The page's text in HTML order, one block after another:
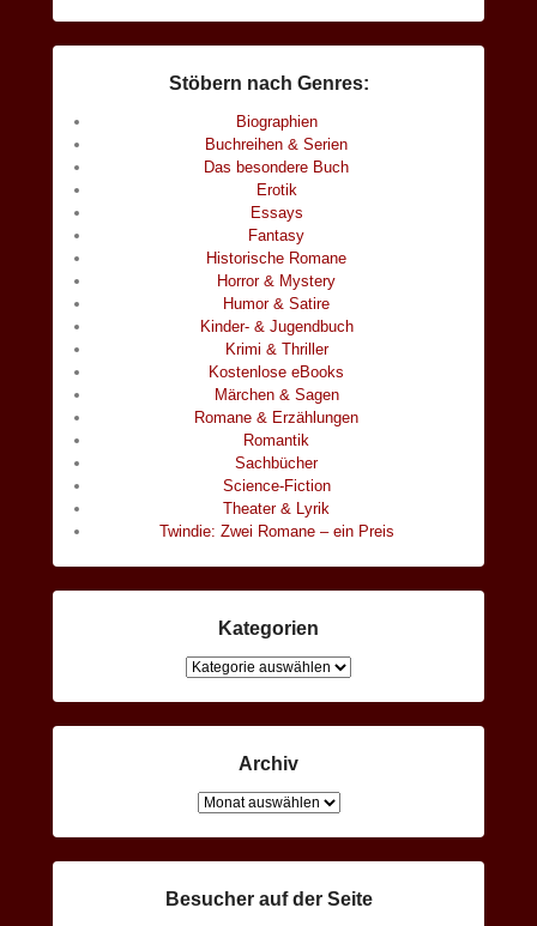
Stöbern nach Genres:
Biographien
Buchreihen & Serien
Das besondere Buch
Erotik
Essays
Fantasy
Historische Romane
Horror & Mystery
Humor & Satire
Kinder- & Jugendbuch
Krimi & Thriller
Kostenlose eBooks
Märchen & Sagen
Romane & Erzählungen
Romantik
Sachbücher
Science-Fiction
Theater & Lyrik
Twindie: Zwei Romane – ein Preis
Kategorien
Kategorien
Archiv
Archiv
Besucher auf der Seite